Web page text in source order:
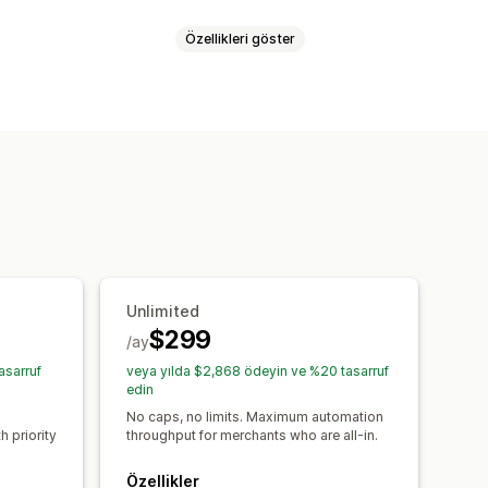
Özellikleri göster
E-posta şablonları
kanal
priority
Unlimited
$299
/ay
veya yılda $2,868 ödeyin ve %20 tasarruf
edin
No caps, no limits. Maximum automation
throughput for merchants who are all-in.
Özellikler